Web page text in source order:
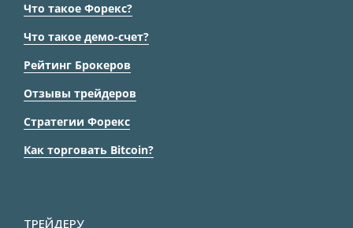
Что такое Форекс?
Что такое демо-счет?
Рейтинг Брокеров
Отзывы трейдеров
Стратегии Форекс
Как торговать Bitcoin?
ТРЕЙДЕРУ